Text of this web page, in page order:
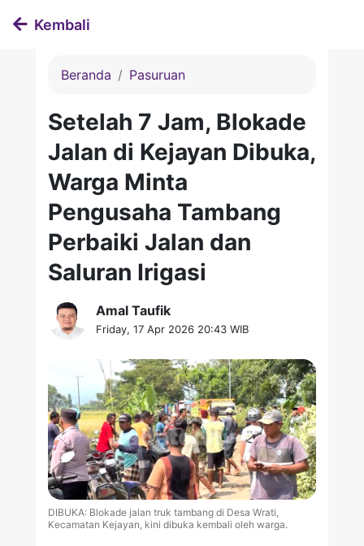
Kembali
Beranda Pasuruan
Setelah 7 Jam, Blokade
Jalan di Kejayan Dibuka,
Warga Minta
Pengusaha Tambang
Perbaiki Jalan dan
Saluran Irigasi
Amal Taufik
Friday, 17 Apr 2026 20:43 WIB
DIBUKA: Blokade jalan truk tambang di Desa Wrati,
Kecamatan Kejayan, kini dibuka kembali oleh warga.